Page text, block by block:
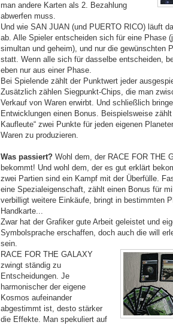
man andere Karten als 2. Bezahlung
abwerfen muss.
Und wie SAN JUAN (und PUERTO RICO) läuft
ab. Alle Spieler entscheiden sich für eine Phase
simultan und geheim), und nur die gewünschten
statt. Wenn alle sich für dasselbe entscheiden,
eben nur aus einer Phase.
Bei Spielende zählt der Punktwert jeder
Zusätzlich zählen Siegpunkt-Chips, die man
Verkauf von Waren erwirbt. Und schließlich
Entwicklungen einen Bonus. Beispielsweise zählt
Kaufleute“ zwei Punkte für jeden eigenen
Waren zu produzieren.
Was passiert? Wohl dem, der RACE FOR THE
bekommt! Und wohl dem, der es gut erklärt
zwei Partien sind ein Kampf mit der Überfülle.
eine Spezialeigenschaft, zählt einen Bonus für
verbilligt weitere Einkäufe, bringt in bestimmten
Handkarte...
Zwar hat der Grafiker gute Arbeit geleistet und
Symbolsprache erschaffen, doch auch die will
sein.
RACE FOR THE GALAXY
zwingt ständig zu
Entscheidungen. Je
harmonischer der eigene
Kosmos aufeinander
abgestimmt ist, desto stärker
die Effekte. Man spekuliert auf